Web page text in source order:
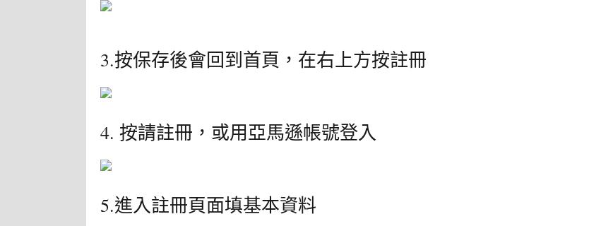
3.按保存後會回到首頁，在右上方按註冊
4. 按請註冊，或用亞馬遜帳號登入
5.進入註冊頁面填基本資料